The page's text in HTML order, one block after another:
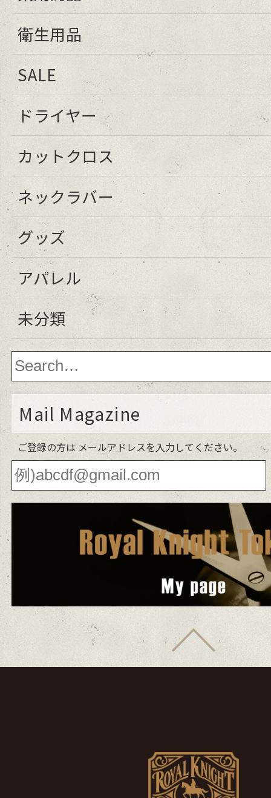
衛生用品
SALE
ドライヤー
カットクロス
ネックラバー
グッズ
アパレル
未分類
Mail Magazine
ご登録の方は メールアドレスを入力してください。